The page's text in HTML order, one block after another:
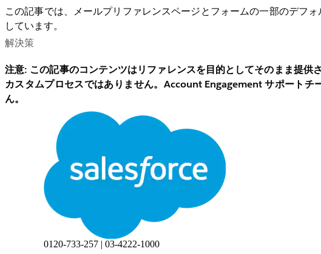
この記事では、メールプリファレンスページとフォームの一部のデフ
しています。
解決策
注意: この記事のコンテンツはリファレンスを目的としてそのまま提
カスタムプロセスではありません。Account Engagement サポート
ん。
登録解除ページとメールプリファレンスページ：再登録ボタンのテキスト
メールプリファレンスページ：その他のテキスト
フォーム: [Not you?] リンクのテキスト
フォーム: [Please correct the errors below] のテキスト
登録解除ページとメールプリファレンスペー
0120-733-257 | 03-4222-1000